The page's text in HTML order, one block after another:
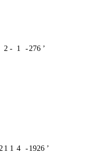
2 - 1 -276 ʼ
1 1 4 -1926 ʼ